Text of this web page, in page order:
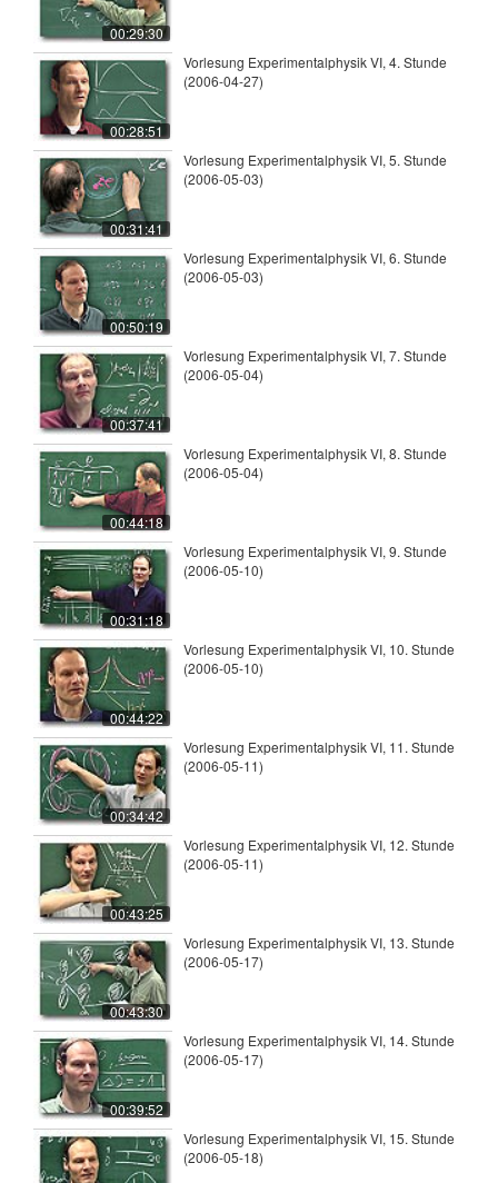
00:29:30
00:28:51
Vorlesung Experimentalphysik VI, 4. Stunde
(2006-04-27)
00:31:41
Vorlesung Experimentalphysik VI, 5. Stunde
(2006-05-03)
00:50:19
Vorlesung Experimentalphysik VI, 6. Stunde
(2006-05-03)
00:37:41
Vorlesung Experimentalphysik VI, 7. Stunde
(2006-05-04)
00:44:18
Vorlesung Experimentalphysik VI, 8. Stunde
(2006-05-04)
00:31:18
Vorlesung Experimentalphysik VI, 9. Stunde
(2006-05-10)
00:44:22
Vorlesung Experimentalphysik VI, 10. Stunde
(2006-05-10)
00:34:42
Vorlesung Experimentalphysik VI, 11. Stunde
(2006-05-11)
00:43:25
Vorlesung Experimentalphysik VI, 12. Stunde
(2006-05-11)
00:43:30
Vorlesung Experimentalphysik VI, 13. Stunde
(2006-05-17)
00:39:52
Vorlesung Experimentalphysik VI, 14. Stunde
(2006-05-17)
Vorlesung Experimentalphysik VI, 15. Stunde
(2006-05-18)